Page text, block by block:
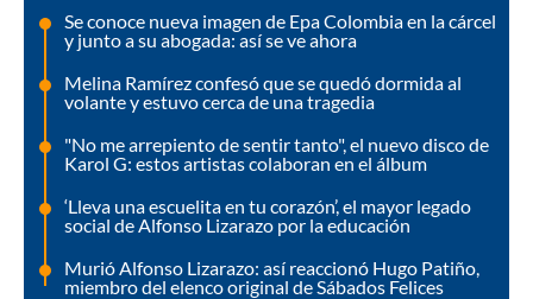
Se conoce nueva imagen de Epa Colombia en la cárcel
y junto a su abogada: así se ve ahora
Melina Ramírez confesó que se quedó dormida al
volante y estuvo cerca de una tragedia
"No me arrepiento de sentir tanto", el nuevo disco de
Karol G: estos artistas colaboran en el álbum
‘Lleva una escuelita en tu corazón’, el mayor legado
social de Alfonso Lizarazo por la educación
Murió Alfonso Lizarazo: así reaccionó Hugo Patiño,
miembro del elenco original de Sábados Felices